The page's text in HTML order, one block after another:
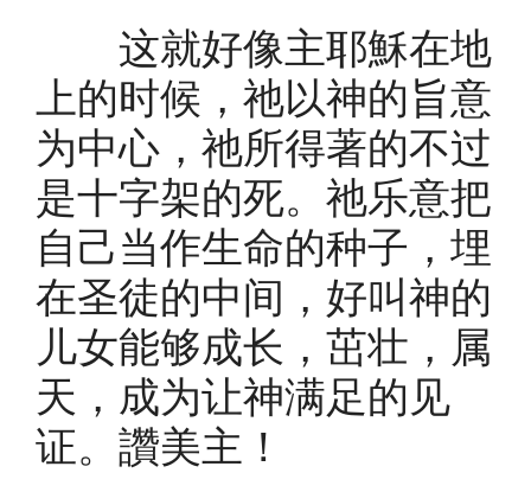
这就好像主耶穌在地
上的时候，祂以神的旨意
为中心，祂所得著的不过
是十字架的死。祂乐意把
自己当作生命的种子，埋
在圣徒的中间，好叫神的
儿女能够成长，茁壮，属
天，成为让神满足的见
证。讚美主！